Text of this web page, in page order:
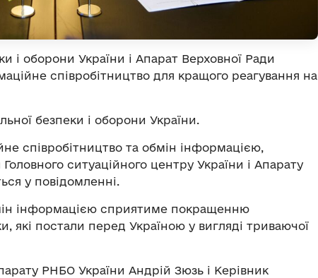
і оборони України і Апарат Верховної Ради
співробітництво для кращого реагування на
безпеки і оборони України.
співробітництво та обмін інформацією,
ситуаційного центру України і Апарату
у повідомленні.
інформацією сприятиме покращенню
які постали перед Україною у вигляді триваючої
РНБО України Андрій Зюзь і Керівник